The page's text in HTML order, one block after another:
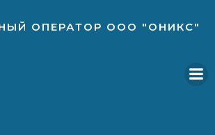
к
ОПЕРАТОР ООО "ОНИКС"